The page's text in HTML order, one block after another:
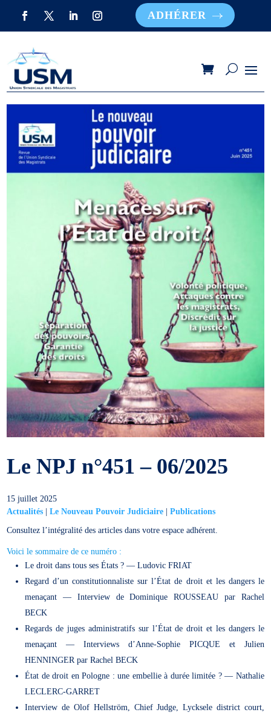
ADHÉRER
Le NPJ n°451 – 06/2025
15 juillet 2025
Actualités |Le Nouveau Pouvoir Judiciaire |Publications
Consultez l’intégralité des articles dans votre espace adhérent.
Voici le sommaire de ce numéro :
Le droit dans tous ses États ? — Ludovic FRIAT
Regard d’un constitutionnaliste sur l’État de droit et les dangers le
menaçant — Interview de Dominique ROUSSEAU par Rachel
BECK
Regards de juges administratifs sur l’État de droit et les dangers le
menaçant — Interviews d’Anne-Sophie PICQUE et Julien
HENNINGER par Rachel BECK
État de droit en Pologne : une embellie à durée limitée ? — Nathalie
LECLERC-GARRET
Interview de Olof Hellström, Chief Judge, Lycksele district court,